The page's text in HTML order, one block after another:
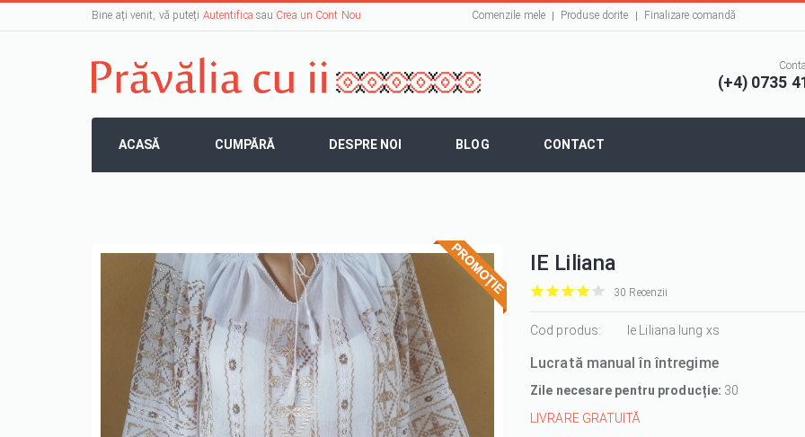
Bine ați venit, vă puteți Autentifica sau Crea un Cont Nou Comenzile mele Produse dorite Finalizare comandă
(+4) 0735
ACASĂ CUMPĂRĂ DESPRE NOI BLOG CONTACT
IE Liliana
it
1/5
it
2/5
it
3/5
it
4/5
it
5/5
30 Recenzii
Cod produs: Ie Liliana lung xs
Lucrată manual în întregime
Zile necesare pentru producție: 30
LIVRARE GRATUITĂ